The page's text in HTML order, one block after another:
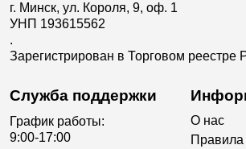
г. Минск, ул. Короля, 9, оф. 1
УНП 193615562
.
Зарегистрирован в Торговом реестре
Служба поддержки
График работы:
9:00-17:00
О нас
Правила